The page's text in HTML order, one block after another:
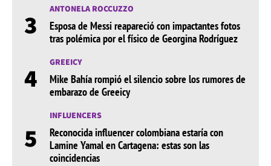
3 ANTONELA ROCCUZZO
Esposa de Messi reapareció con impactantes fotos
tras polémica por el físico de Georgina Rodríguez
4 GREEICY
Mike Bahía rompió el silencio sobre los rumores de
embarazo de Greeicy
5
INFLUENCERS
Reconocida influencer colombiana estaría con
Lamine Yamal en Cartagena: estas son las
coincidencias